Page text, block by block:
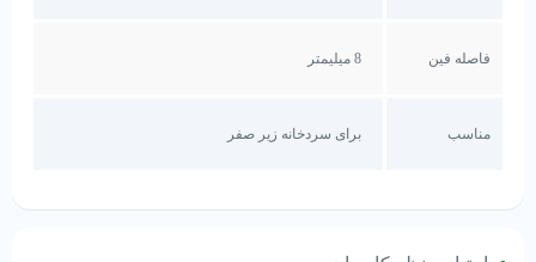
فاصله فین 8 میلیمتر
مناسب برای سردخانه زیر صفر